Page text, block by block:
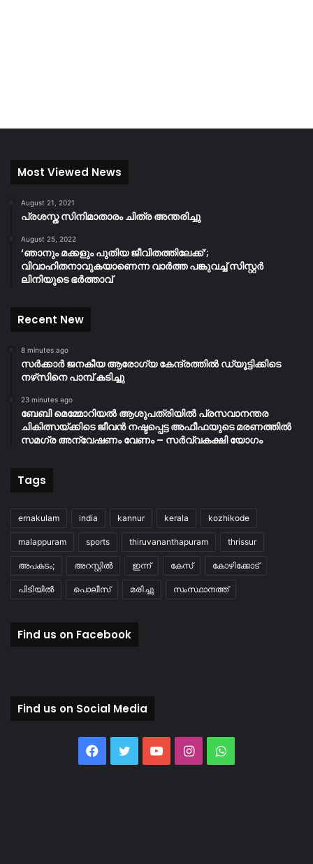
Most Viewed News
August 21, 2021
പ്രശസ്ത സിനിമാതാരം ചിത്ര അന്തരിച്ചു
August 25, 2022
‘ഞാനും മക്കളും പുതിയ ജീവിതത്തിലേക്ക്’;
വിവാഹിതനാവുകയാണെന്ന വാർത്ത പങ്കുവച്ച് സിസ്റ്റർ
ലിനിയുടെ ഭർത്താവ്
Recent New
8 minutes ago
സർക്കാർ ജനകീയ ആരോഗ്യ കേന്ദ്രത്തിൽ ഡ്യൂട്ടിക്കിടെ
നഴ്‌സിനെ പാമ്പ് കടിച്ചു
23 minutes ago
ബേബി മെമ്മോറിയൽ ആശുപത്രിയിൽ പ്രസവാനന്തര
ചികിത്സയ്ക്കിടെ ജീവൻ നഷ്ടപ്പെട്ട അഫീഫയുടെ മരണത്തിൽ
സമഗ്ര അന്വേഷണം വേണം – സർവ്വകക്ഷി യോഗം
Tags
ernakulam india kannur kerala kozhikode
malappuram sports thiruvananthapuram thrissur
അപകടം; അറസ്റ്റിൽ ഇന്ന് കേസ് കോഴിക്കോട്
പിടിയിൽ പൊലീസ് മരിച്ചു സംസ്ഥാനത്ത്
Find us on Facebook
Find us on Social Media
Facebook
TwitterYouTubeInstagramWhatsApp